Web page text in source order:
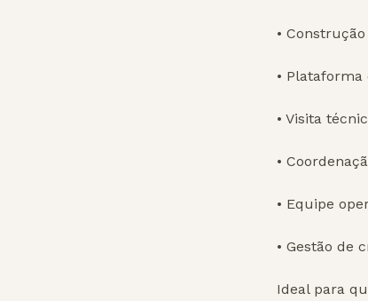
•
•
• Visita
•
• Equipe
• Gestão de
Ideal para